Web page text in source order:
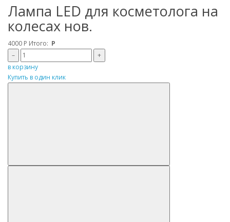
Лампа LED для косметолога на
колесах нов.
4000 Р Итого: Р
–
+
в корзину
Купить в один клик